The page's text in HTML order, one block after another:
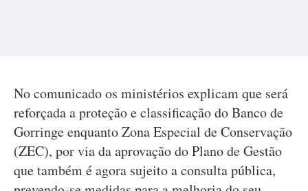
No comunicado os ministérios explicam que será
reforçada a proteção e classificação do Banco de
Gorringe enquanto Zona Especial de Conservação
(ZEC), por via da aprovação do Plano de Gestão
que também é agora sujeito a consulta pública,